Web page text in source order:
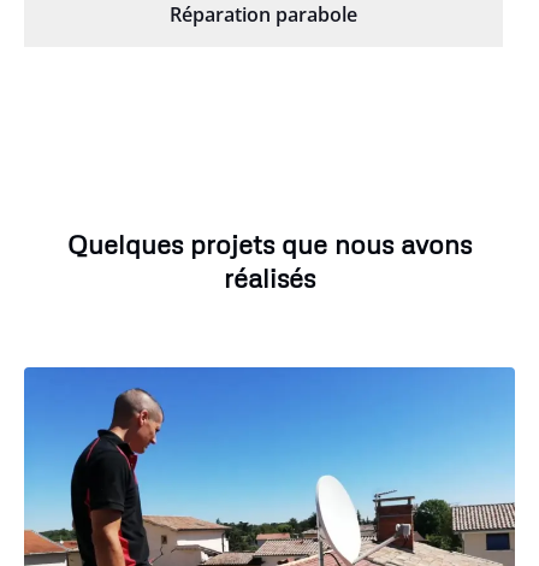
Réparation parabole
Quelques projets que nous avons
réalisés